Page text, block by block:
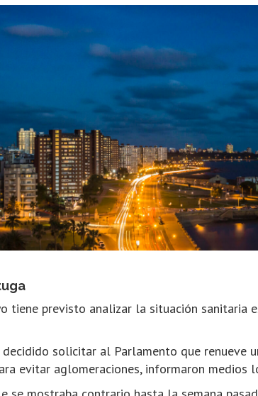
tiene previsto analizar la situación sanitaria
solicitar al Parlamento que renueve
evitar aglomeraciones, informaron medios